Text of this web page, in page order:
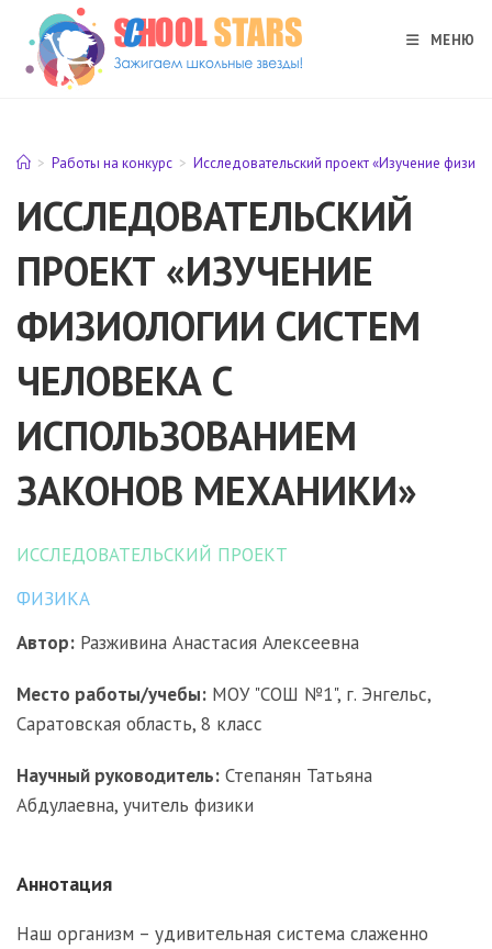
Перейти
содержимому
МЕНЮ
> Работы на конкурс > Исследовательский проект «Изучение
ИССЛЕДОВАТЕЛЬСКИЙ
ПРОЕКТ «ИЗУЧЕНИЕ
ФИЗИОЛОГИИ СИСТЕМ
ЧЕЛОВЕКА С
ИСПОЛЬЗОВАНИЕМ
ЗАКОНОВ МЕХАНИКИ»
ИССЛЕДОВАТЕЛЬСКИЙ ПРОЕКТ
ФИЗИКА
Автор: Разживина Анастасия Алексеевна
Место работы/учебы: МОУ "СОШ №1", г. Энгельс,
Саратовская область, 8 класс
Научный руководитель: Степанян Татьяна
Абдулаевна, учитель физики
Аннотация
Наш организм – удивительная система слаженно